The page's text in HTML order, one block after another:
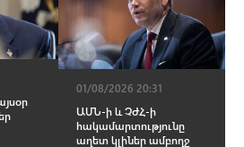
01/08/2026 20:31
ԱՄՆ-ի և ՉԺՀ-ի
hակամարտությունը
աղետ կլիներ ամբողջ